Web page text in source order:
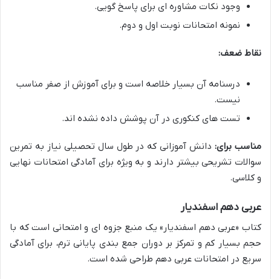
وجود نکات مشاوره ای برای پاسخ گویی.
نمونه امتحانات نوبت اول و دوم.
نقاط ضعف:
درسنامه آن بسیار خلاصه است و برای آموزش از صفر مناسب
نیست.
تست های کنکوری در آن پوشش داده نشده اند.
مناسب برای:دانش آموزانی که در طول سال تحصیلی نیاز به تمرین
سوالات تشریحی بیشتر دارند و به ویژه برای آمادگی امتحانات نهایی
و کلاسی.
عربی دهم اسفندیار
کتاب «عربی دهم اسفندیار» یک منبع جزوه ای و امتحانی است که با
حجم بسیار کم و تمرکز بر دوران جمع بندی پایانی ترم، برای آمادگی
سریع در امتحانات عربی دهم طراحی شده است.